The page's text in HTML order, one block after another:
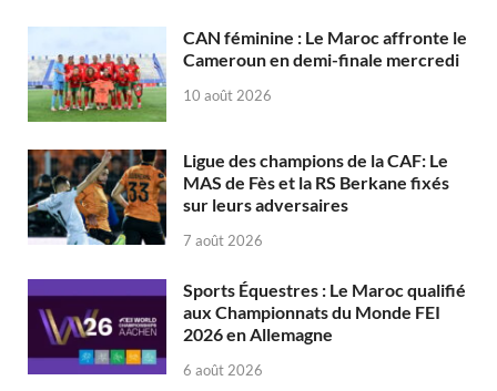
CAN féminine : Le Maroc affronte le
Cameroun en demi-finale mercredi
10 août 2026
Ligue des champions de la CAF: Le
MAS de Fès et la RS Berkane fixés
sur leurs adversaires
7 août 2026
Sports Équestres : Le Maroc qualifié
aux Championnats du Monde FEI
2026 en Allemagne
6 août 2026